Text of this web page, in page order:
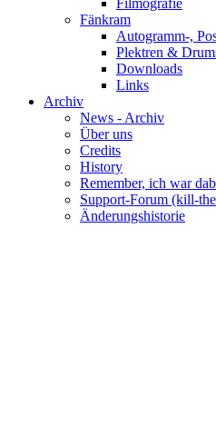
Fänkram
Autogramm-,
Plektren &
Downloads
Links
Archiv
News - Archiv
Über uns
Credits
History
Remember, ich war
Support-Forum (kill-
Änderungshistorie